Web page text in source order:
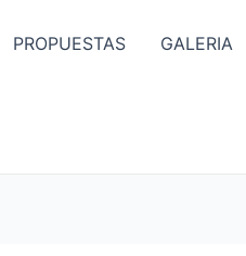
PROPUESTAS GALERIA